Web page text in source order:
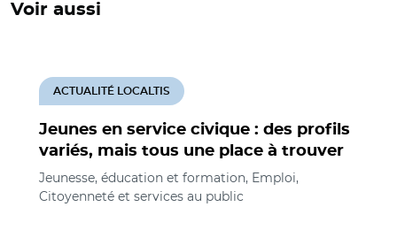
Voir aussi
Jeunes en service civique : des profils
variés, mais tous une place à trouver
ACTUALITÉ LOCALTIS
Jeunesse, éducation et formation, Emploi,
Citoyenneté et services au public